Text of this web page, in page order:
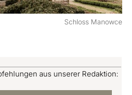
Schloss Manowce
aus unserer Redaktion: